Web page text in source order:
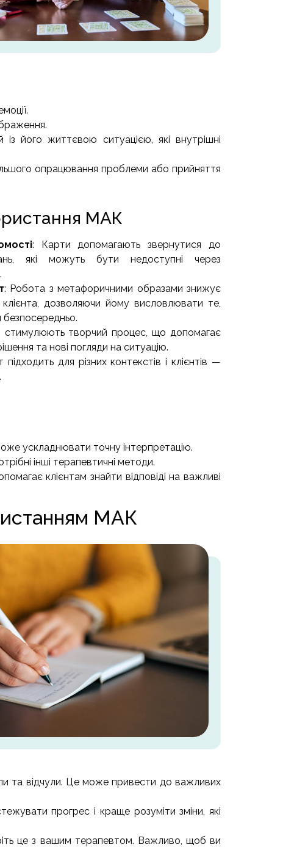
його життєвою ситуацією, які внутрішні
опрацювання проблеми або прийняття
МАК
: Карти допомагають звернутися до
які можуть бути недоступні через
: Робота з метафоричними образами знижує
клієнта, дозволяючи йому висловлювати те,
творчий процес, що допомагає
та нові погляди на ситуацію.
підходить для різних контекстів і клієнтів —
ускладнювати точну інтерпретацію.
інші терапевтичні методи.
клієнтам знайти відповіді на важливі
МАК
та відчули. Це може привести до важливих
прогрес і краще розуміти зміни, які
це з вашим терапевтом. Важливо, щоб ви